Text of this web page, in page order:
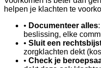
helpen je klachten te
• Documenteer alles
beslissing, elke
• Sluit een
zorgklachten dekt
• Check je